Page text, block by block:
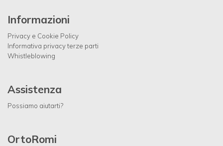
Informazioni
Privacy e Cookie Policy
Informativa privacy terze parti
Whistleblowing
Assistenza
Possiamo aiutarti?
OrtoRomi